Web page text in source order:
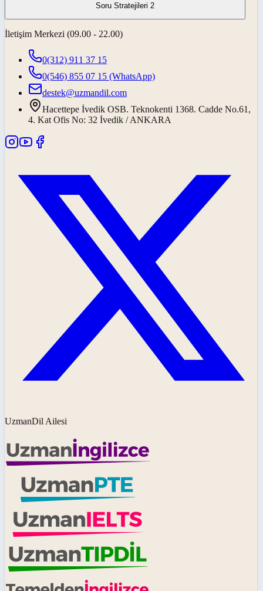
Soru Stratejileri 2
İletişim Merkezi (09.00 - 22.00)
0(312) 911 37 15
0(546) 855 07 15 (WhatsApp)
destek@uzmandil.com
Hacettepe İvedik OSB. Teknokenti 1368. Cadde No.61,
4. Kat Ofis No: 32 İvedik / ANKARA
UzmanDil Ailesi